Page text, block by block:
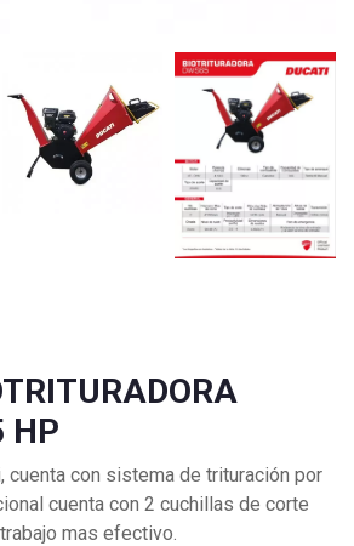
HP
cuenta con sistema de trituración por
cuenta con 2 cuchillas de corte
mas efectivo.